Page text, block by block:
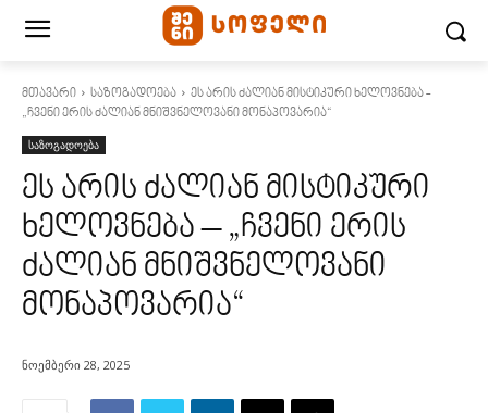
მთავარი საზოგადოება
ეს არის ძალიან მისტიკური ხელოვნება -
„ჩვენი ერის ძალიან მნიშვნელოვანი მონაპოვარია“
საზოგადოება
ეს არის ძალიან მისტიკური
ხელოვნება – „ჩვენი ერის
ძალიან მნიშვნელოვანი
მონაპოვარია“
ნოემბერი 28, 2025